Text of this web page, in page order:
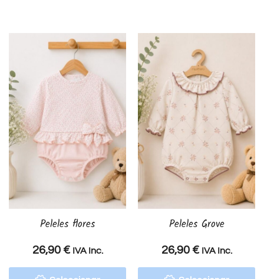
Peleles flores
26,90 € IVA Inc.
Peleles Grove
26,90 € IVA Inc.